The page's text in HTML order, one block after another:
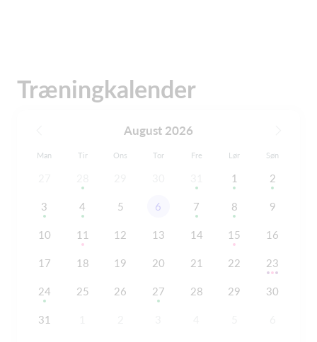
Træningkalender
August 2026
Man Tir Ons Tor Fre Lør Søn
1 2
3 4 5 6 7 8 9
10 11 12 13 14 15 16
17 18 19 20 21 22 23
24 25 26 27 28 29 30
31